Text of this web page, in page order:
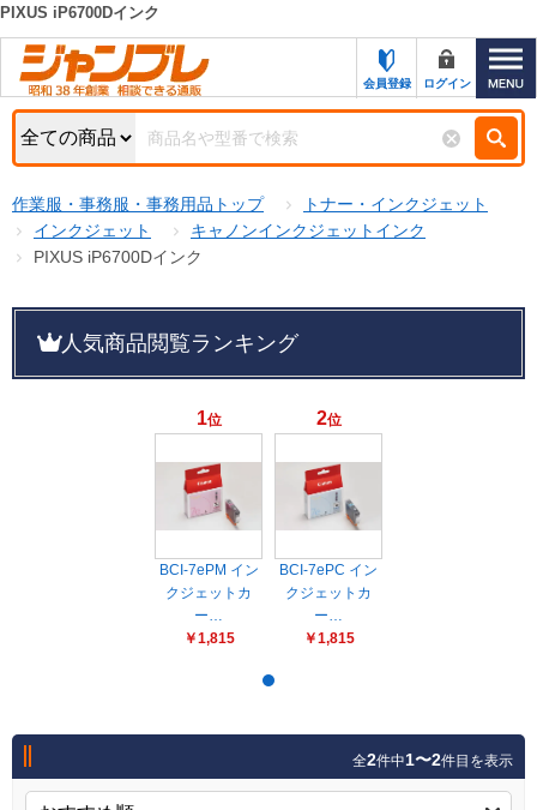
カテゴリー一覧
お知らせ
特集・キャンペーン一覧
初めての方へ
お問い合わせ
サポート＆ヘルプ
ジャンブレの特長
新規登録キャンペーン
メーカーカタログ一覧
試着サンプル無料貸し出し
キーワード検索
検索条件
商品カテゴリから選ぶ
商品ステータスで絞る
キャンペーン
販売価格(税抜き)で絞る
円から
PIXUS iP6700Dインク
会員登録 ログイン
作業服・事務服・事務用品トップ
トナー・インクジェット
インクジェット
キャノンインクジェットインク
PIXUS iP6700Dインク
人気商品閲覧ランキング
1位
BCI-7ePM イン
クジェットカ
ー…
￥1,815
2位
BCI-7ePC イン
クジェットカ
ー…
￥1,815
全2件中1〜2件目を表示